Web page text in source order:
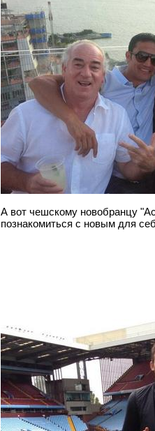
А вот чешскому новобранцу
познакомиться с новым для